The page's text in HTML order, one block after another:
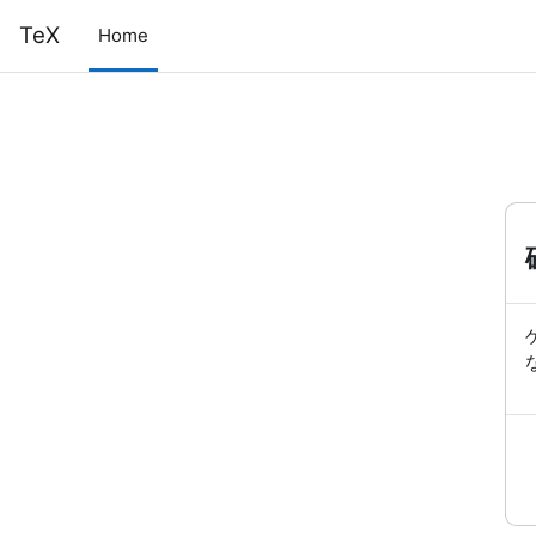
TeX Home